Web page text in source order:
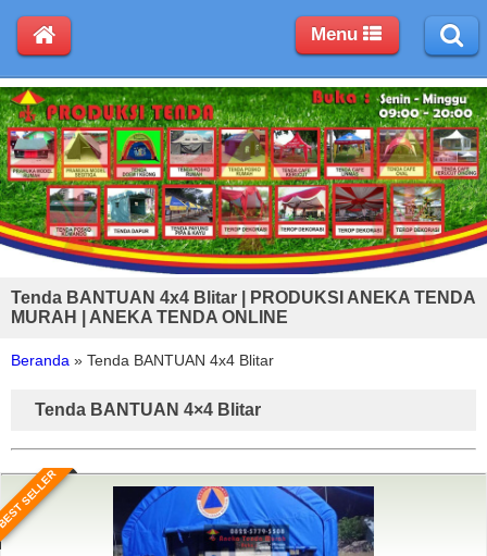
Tenda BANTUAN 4x4 Blitar | PRODUKSI ANEKA TENDA
MURAH | ANEKA TENDA ONLINE
Beranda » Tenda BANTUAN 4x4 Blitar
Tenda BANTUAN 4×4 Blitar
SELLER
Menu